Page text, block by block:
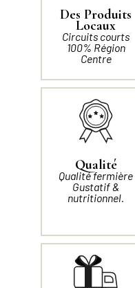
Des Produits
Locaux
Circuits courts
100% Région
Centre
Qualité
Qualité fermière
Gustatif &
nutritionnel.